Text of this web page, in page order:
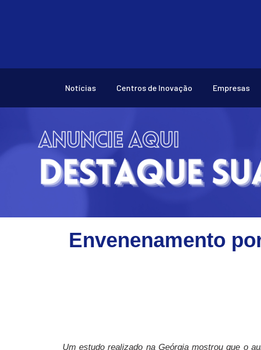
Notícias Centros de Inovação Empresas
Envenenamento
Um estudo realizado na Geórgia mostrou que o